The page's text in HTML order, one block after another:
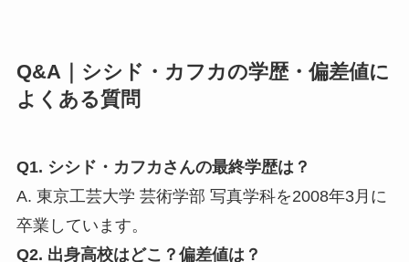
Q&A｜シシド・カフカの学歴・偏差値に
よくある質問
Q1. シシド・カフカさんの最終学歴は？
A. 東京工芸大学 芸術学部 写真学科を2008年3月に
卒業しています。
Q2. 出身高校はどこ？偏差値は？